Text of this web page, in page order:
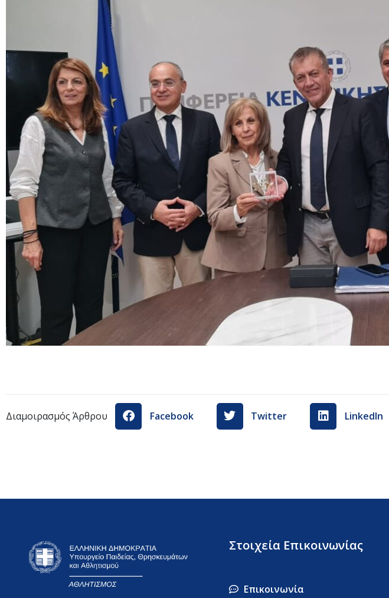
Διαμοιρασμός Άρθρου Facebook Twitter LinkedIn
Στοιχεία Επικοινωνίας
Επικοινωνία